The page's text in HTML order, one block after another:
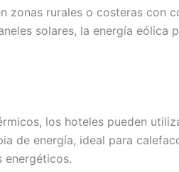
zonas rurales o costeras
solares, la energía
los hoteles pueden
de energía, ideal para
energéticos.